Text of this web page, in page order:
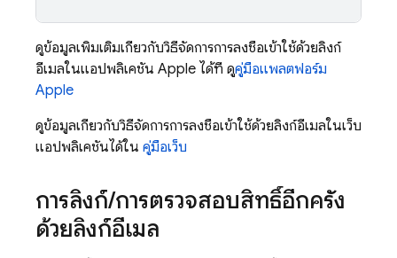
ดูข้อมูลเพิ่มเติมเกี่ยวกับวิธีจัดการการลงชื่อเข้าใช้ด้วยลิงก์
อีเมลในแอปพลิเคชัน Apple ได้ที่ ดูคู่มือแพลตฟอร์ม
Apple
ดูข้อมูลเกี่ยวกับวิธีจัดการการลงชื่อเข้าใช้ด้วยลิงก์อีเมลในเว็บ
แอปพลิเคชันได้ใน คู่มือเว็บ
การลิงก์/การตรวจสอบสิทธิ์อีกครั้ง
ด้วยลิงก์อีเมล